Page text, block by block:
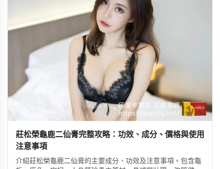
莊松榮龜鹿二仙膏完整攻略：功效、成分、價格與使用
注意事項
介紹莊松榮龜鹿二仙膏的主要成分、功效及注意事項。包含龜